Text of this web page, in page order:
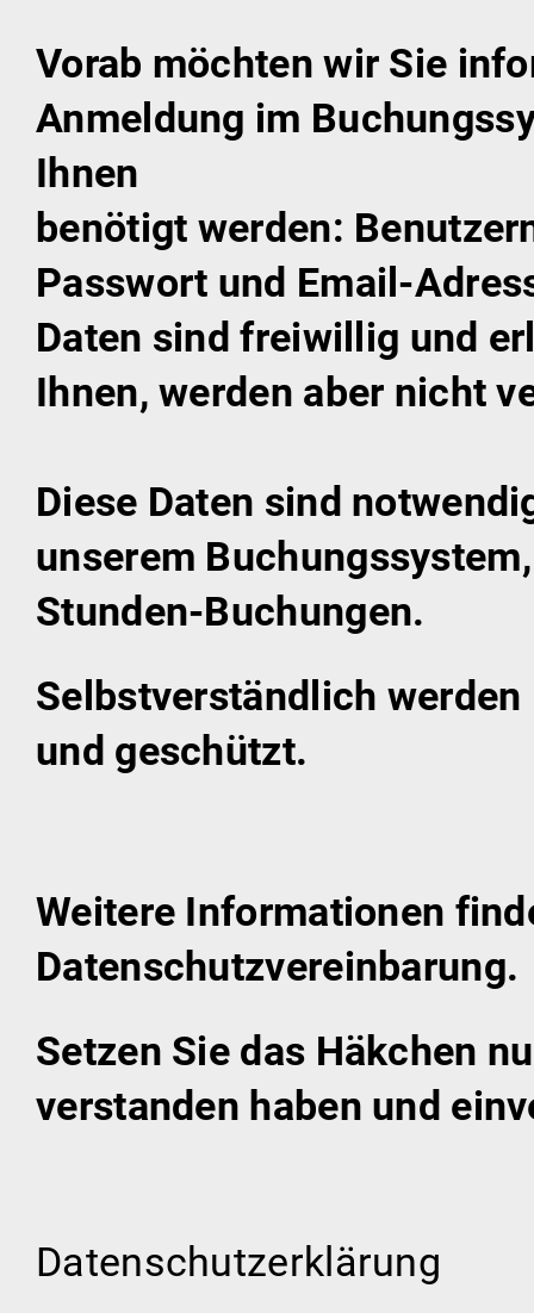
Vorab möchten wir Sie
Anmeldung im
Ihnen
benötigt werden:
Passwort und Email-
Daten sind freiwillig und
Ihnen, werden aber nicht
Diese Daten sind
unserem
Stunden-Buchungen.
Selbstverständlich
und geschützt.
Weitere Informationen
Datenschutzvereinbarung.
Setzen Sie das Häkchen
verstanden haben und
Datenschutzerklärung